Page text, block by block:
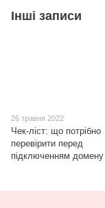
Інші записи
26 травня 2022
Чек-ліст: що потрібно
перевірити перед
підключенням домену